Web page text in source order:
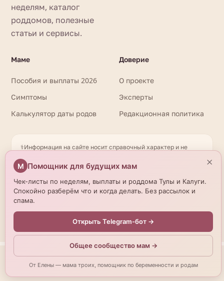
неделям, каталог
роддомов, полезные
статьи и сервисы.
Маме
Пособия и выплаты 2026
Симптомы
Калькулятор даты родов
Доверие
О проекте
Эксперты
Редакционная политика
⚕️Информация на сайте носит справочный характер и не
здоровья обращайтесь к квалифицированному
консультация специалиста. Данные о роддомах получены
из открытых источников и могут отличаться от актуальной
информации — уточняйте по телефону. © 2026
beremennostirody.ru
Мы используем cookies.Подробнее
Принять
М Помощник для будущих мам
Чек-листы по неделям, выплаты и роддома Тулы и Калуги.
Спокойно разберём что и когда делать. Без рассылок и
спама.
Открыть Telegram-бот →
Общее сообщество мам →
От Елены — мама троих, помощник по беременности и родам
×